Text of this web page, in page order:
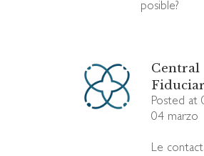
posible?
Central
Posted at
04 marzo
Le